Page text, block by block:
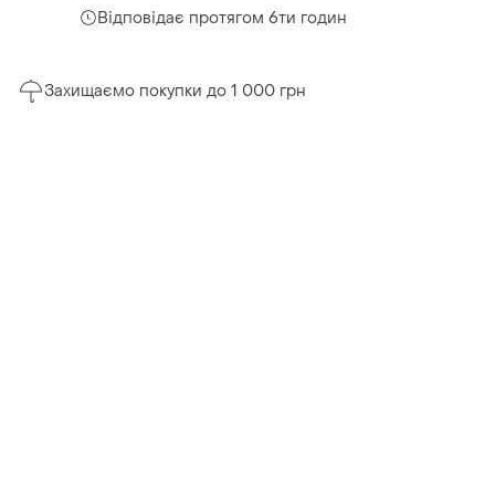
Відповідає протягом 6ти годин
Захищаємо покупки до 1 000 грн